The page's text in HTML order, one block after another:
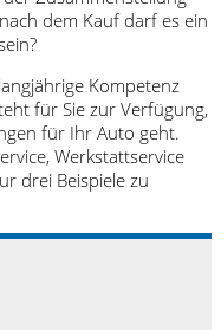
dem Kauf darf es ein
Kompetenz
für Sie zur Verfügung,
für Ihr Auto geht.
Werkstattservice
drei Beispiele zu